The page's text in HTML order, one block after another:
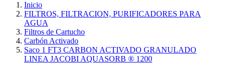
Inicio
FILTROS, FILTRACION, PURIFICADORES PARA
AGUA
Filtros de Cartucho
Carbón Activado
Saco 1 FT3 CARBON ACTIVADO GRANULADO
LINEA JACOBI AQUASORB ® 1200